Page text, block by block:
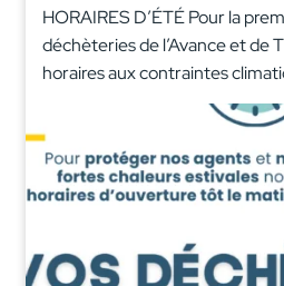
HORAIRES D’ÉTÉ Pour la
déchèteries de l’Avance et de
horaires aux contraintes